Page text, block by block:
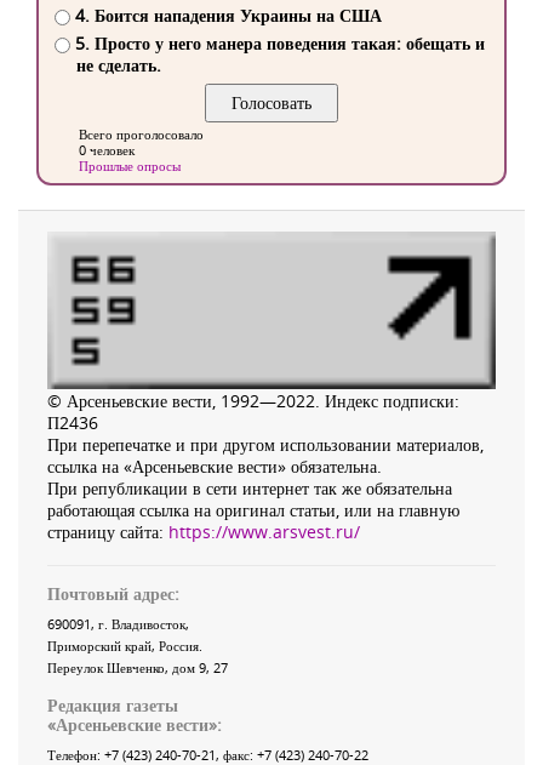
4. Боится нападения Украины на США
5. Просто у него манера поведения такая: обещать и
не сделать.
Всего проголосовало
0 человек
Прошлые опросы
© Арсеньевские вести, 1992—2022. Индекс подписки:
П2436
При перепечатке и при другом использовании материалов,
ссылка на «Арсеньевские вести» обязательна.
При републикации в сети интернет так же обязательна
работающая ссылка на оригинал статьи, или на главную
страницу сайта: https://www.arsvest.ru/
Почтовый адрес:
690091, г. Владивосток,
Приморский край, Россия.
Переулок Шевченко, дом 9, 27
Редакция газеты
«Арсеньевские вести»:
Телефон: +7 (423) 240-70-21, факс: +7 (423) 240-70-22